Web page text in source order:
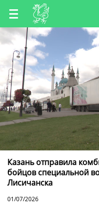
RU
TT
Казань отправила
бойцов специальной
Лисичанска
01/07/2026